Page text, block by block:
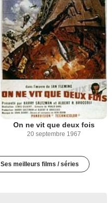
On ne vit que deux fois
20 septembre 1967
Ses meilleurs films / séries